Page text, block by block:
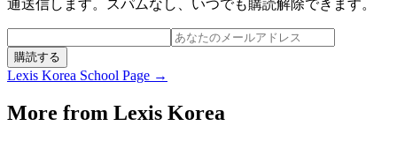
通送信します。スパムなし、いつでも購読解除できます。
購読する
Lexis Korea School Page →
More from Lexis Korea